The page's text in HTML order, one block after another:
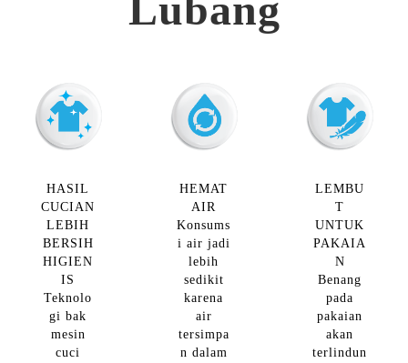
Air Fryer
HASIL
CUCIAN
LEBIH
BERSIH
HIGIEN
IS
Teknolo
gi bak
mesin
cuci
HEMAT
AIR
Konsums
i air jadi
lebih
sedikit
karena
air
tersimpa
n dalam
LEMBU
T
UNTUK
PAKAIA
N
Benang
pada
pakaian
akan
terlindun